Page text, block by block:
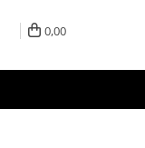
0,00